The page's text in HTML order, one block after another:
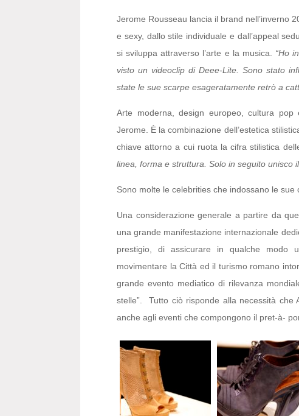
Jerome Rousseau lancia il brand nell’inverno
e sexy, dallo stile individuale e dall’appeal
si sviluppa attraverso l’arte e la musica. “Ho
visto un videoclip di Deee-Lite. Sono stato
state le sue scarpe esageratamente retrò a
Arte moderna, design europeo, cultura
Jerome. È la combinazione dell’estetica
chiave attorno a cui ruota la cifra stilistica
linea, forma e struttura. Solo in seguito unisco
Sono molte le celebrities che indossano le
Una considerazione generale a partire da
una grande manifestazione internazionale
prestigio, di assicurare in qualche modo
movimentare la Città ed il turismo romano
grande evento mediatico di rilevanza
stelle”. Tutto ciò risponde alla necessità
anche agli eventi che compongono il pret-à-